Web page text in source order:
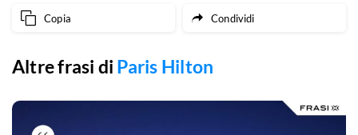
Copia Condividi
Altre frasi di Paris Hilton